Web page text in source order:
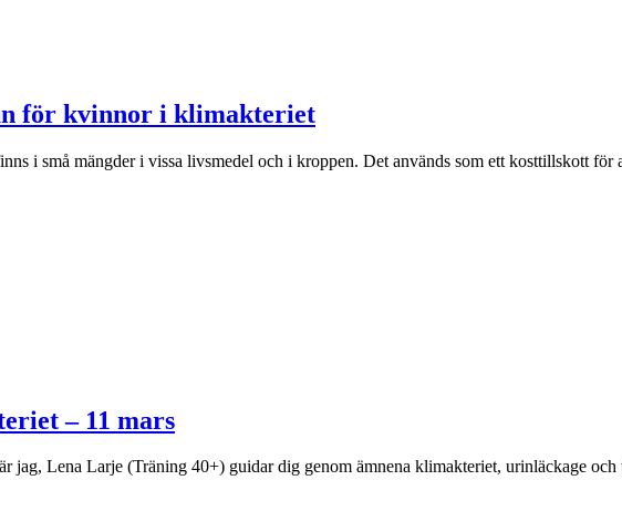
för kvinnor i klimakteriet
i små mängder i vissa livsmedel och i kroppen. Det används som ett kosttillskott
– 11 mars
jag, Lena Larje (Träning 40+) guidar dig genom ämnena klimakteriet, urinläckage